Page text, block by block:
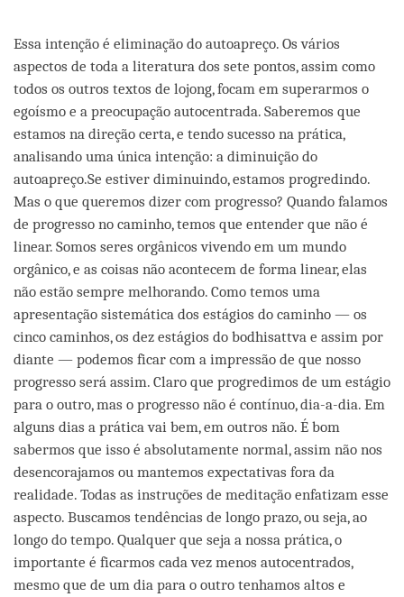
Essa intenção é eliminação do autoapreço. Os vários
aspectos de toda a literatura dos sete pontos, assim como
todos os outros textos de lojong, focam em superarmos o
egoísmo e a preocupação autocentrada. Saberemos que
estamos na direção certa, e tendo sucesso na prática,
analisando uma única intenção: a diminuição do
autoapreço.Se estiver diminuindo, estamos progredindo.
Mas o que queremos dizer com progresso? Quando falamos
de progresso no caminho, temos que entender que não é
linear. Somos seres orgânicos vivendo em um mundo
orgânico, e as coisas não acontecem de forma linear, elas
não estão sempre melhorando. Como temos uma
apresentação sistemática dos estágios do caminho — os
cinco caminhos, os dez estágios do bodhisattva e assim por
diante — podemos ficar com a impressão de que nosso
progresso será assim. Claro que progredimos de um estágio
para o outro, mas o progresso não é contínuo, dia-a-dia. Em
alguns dias a prática vai bem, em outros não. É bom
sabermos que isso é absolutamente normal, assim não nos
desencorajamos ou mantemos expectativas fora da
realidade. Todas as instruções de meditação enfatizam esse
aspecto. Buscamos tendências de longo prazo, ou seja, ao
longo do tempo. Qualquer que seja a nossa prática, o
importante é ficarmos cada vez menos autocentrados,
mesmo que de um dia para o outro tenhamos altos e